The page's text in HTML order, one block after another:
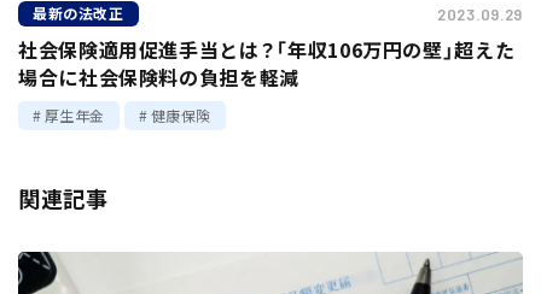
最新の法改正 2023.09.29
社会保険適用促進手当とは？「年収106万円の壁」超えた
場合に社会保険料の負担を軽減
厚生年金 健康保険
関連記事